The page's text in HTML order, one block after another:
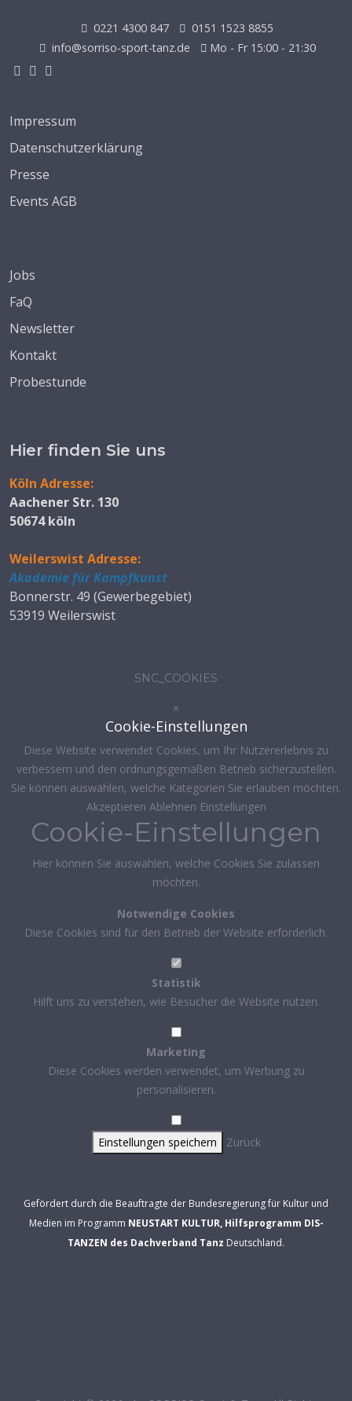
0221 4300 847
0151 1523 8855
info@sorriso-sport-tanz.de
Mo - Fr 15:00 - 21:30
Impressum
Datenschutzerklärung
Presse
Events AGB
Jobs
FaQ
Newsletter
Kontakt
Probestunde
Hier finden Sie uns
Köln Adresse:
Aachener Str. 130
50674 köln
Weilerswist Adresse:
Akademie für Kampfkunst
Bonnerstr. 49 (Gewerbegebiet)
53919 Weilerswist
SNC_COOKIES
×
Cookie-Einstellungen
Diese Website verwendet Cookies, um Ihr Nutzererlebnis zu
verbessern und den ordnungsgemäßen Betrieb sicherzustellen.
Sie können auswählen, welche Kategorien Sie erlauben möchten.
Akzeptieren Ablehnen Einstellungen
Cookie-Einstellungen
Hier können Sie auswählen, welche Cookies Sie zulassen
möchten.
Notwendige Cookies
Diese Cookies sind für den Betrieb der Website erforderlich.
Statistik
Hilft uns zu verstehen, wie Besucher die Website nutzen.
Marketing
Diese Cookies werden verwendet, um Werbung zu
personalisieren.
Einstellungen speichern Zurück
Gefördert durch die Beauftragte der Bundesregierung für Kultur und
Medien im Programm NEUSTART KULTUR, Hilfsprogramm DIS-
TANZEN des Dachverband Tanz Deutschland.